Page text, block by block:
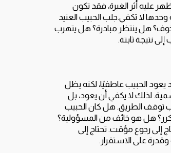
عليه أثر الغيرة، فقد تكون
لا تكفي.جلب الحبيب العنيد
هل ينتظر مبادرة؟ هل يتهرب
نتيجة ثابتة.
يعود الحبيب عاطفيًا، لكنه يظل
لذلك لا يكفي أن يعود، بل
توقف الطريق. هل كان الحبيب
هل هو خائف من المسؤولية؟
إلى رجوع مؤقت. تحتاج إلى
على الاستقرار.